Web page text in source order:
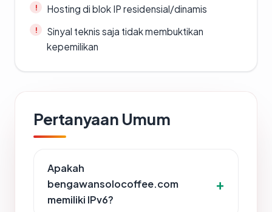
Hosting di blok IP residensial/dinamis
Sinyal teknis saja tidak membuktikan
kepemilikan
Pertanyaan Umum
Apakah
bengawansolocoffee.com
memiliki IPv6?